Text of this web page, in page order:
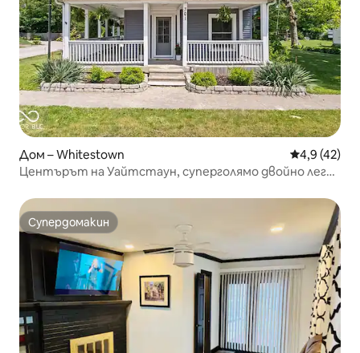
Дом – Whitestown Средна
4,9 (42)
Центърът на Уайтстаун, суперголямо двойно легло
Супердомакин
Супердомакин